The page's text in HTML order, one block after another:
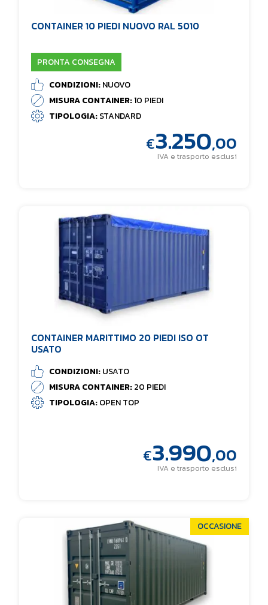
CONTAINER 10 PIEDI NUOVO RAL 5010
PRONTA CONSEGNA
CONDIZIONI:NUOVO
MISURA CONTAINER:10 PIEDI
TIPOLOGIA:STANDARD
€3.250,00
IVA e trasporto esclusi
CONTAINER MARITTIMO 20 PIEDI ISO OT
USATO
CONDIZIONI:USATO
MISURA CONTAINER:20 PIEDI
TIPOLOGIA:OPEN TOP
€3.990,00
IVA e trasporto esclusi
OCCASIONE